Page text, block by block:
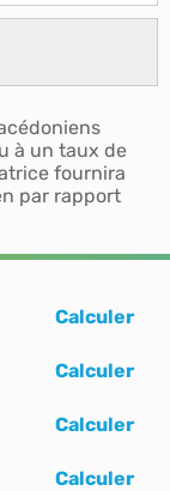
à un taux de
fournira
par rapport
Calculer
Calculer
Calculer
Calculer